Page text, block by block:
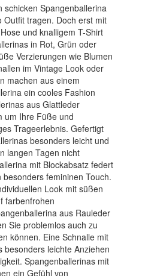
schicken Spangenballerina
Outfit tragen. Doch erst mit
und knalligem T-Shirt
in Rot, Grün oder
Verzierungen wie Blumen
im Vintage Look oder
machen aus einem
ein cooles Fashion
aus Glattleder
um Ihre Füße und
Trageerlebnis. Gefertigt
besonders leicht und
langen Tagen nicht
mit Blockabsatz federt
femininen Touch.
Look mit süßen
farbenfrohen
aus Rauleder
Sie problemlos auch zu
können. Eine Schnalle mit
besonders leichte Anziehen
Spangenballerinas mit
ein Gefühl von